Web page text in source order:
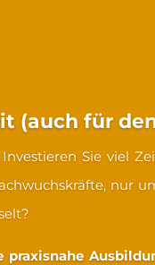
(auch für
Investieren Sie viel
nur
praxisnahe